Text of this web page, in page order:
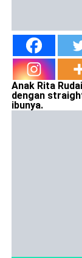
Anak Rita
dengan
ibunya.